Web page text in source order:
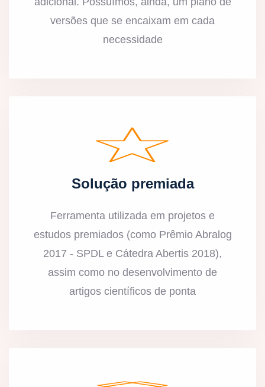
versões que se encaixam em cada
necessidade
Solução premiada
Ferramenta utilizada em projetos e
estudos premiados (como Prêmio Abralog
2017 - SPDL e Cátedra Abertis 2018),
assim como no desenvolvimento de
artigos científicos de ponta